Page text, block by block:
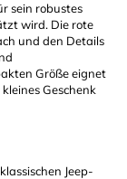
sein robustes
wird. Die rote
und den Details
Größe eignet
Geschenk
Jeep-